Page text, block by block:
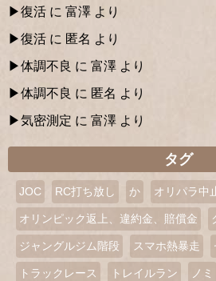
復活 に 富澤 より
復活 に 匿名 より
体調不良 に 富澤 より
体調不良 に 匿名 より
気密測定 に 富澤 より
タグ
JOC RC打ち放し か オリパラ中
オリンピック返上、違約金、賠償金
ジャングルジム階段 スマホ熱暴走
トラックレース トレイルラン ノミ